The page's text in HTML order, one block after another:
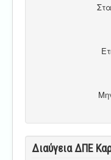
Διαύγεια ΔΠΕ